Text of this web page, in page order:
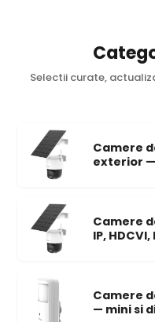
Selectii curate,
Camere
exterior —
Camere
IP, HDCVI,
Camere
— mini si